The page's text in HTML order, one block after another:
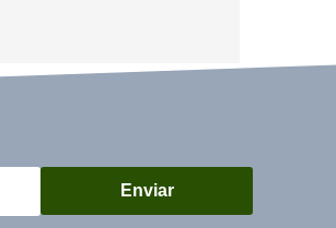
Enviar